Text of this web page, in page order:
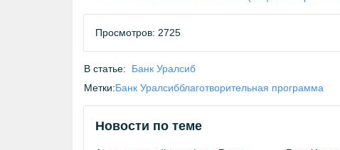
Просмотров: 2725
В статье:
Банк Уралсиб
Метки:Банк Уралсибблаготворительная программа
Новости по теме